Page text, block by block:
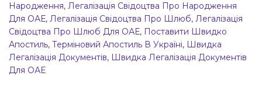
Народження, Легалізація Свідоцтва Про Народження
Для ОАЕ, Легалізація Свідоцтва Про Шлюб, Легалізація
Свідоцтва Про Шлюб Для ОАЕ, Поставити Швидко
Апостиль, Терміновий Апостиль В Україні, Швидка
Легалізація Документів, Швидка Легалізація Документів
Для ОАЕ